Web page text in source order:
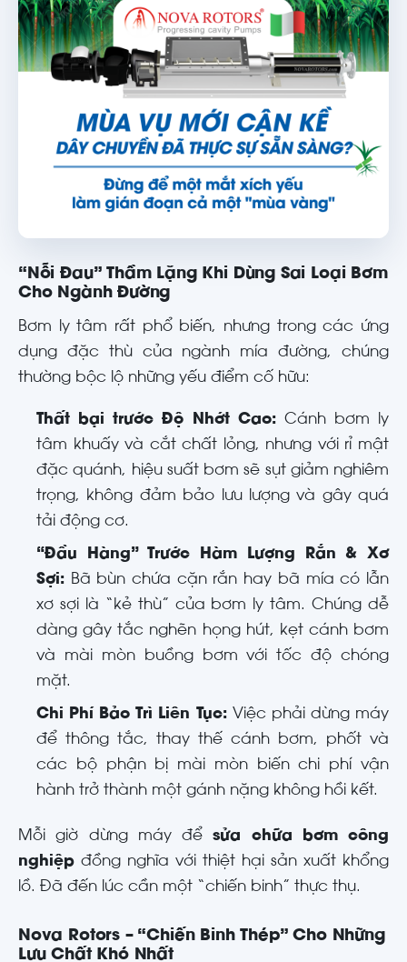
“Nỗi Đau” Thầm Lặng Khi Dùng Sai Loại Bơm
Cho Ngành Đường
Bơm ly tâm rất phổ biến, nhưng trong các ứng
dụng đặc thù của ngành mía đường, chúng
thường bộc lộ những yếu điểm cố hữu:
Thất bại trước Độ Nhớt Cao:Cánh bơm ly
tâm khuấy và cắt chất lỏng, nhưng với rỉ mật
đặc quánh, hiệu suất bơm sẽ sụt giảm nghiêm
trọng, không đảm bảo lưu lượng và gây quá
tải động cơ.
“Đầu Hàng” Trước Hàm Lượng Rắn & Xơ
Sợi: Bã bùn chứa cặn rắn hay bã mía có lẫn
xơ sợi là “kẻ thù” của bơm ly tâm. Chúng dễ
dàng gây tắc nghẽn họng hút, kẹt cánh bơm
và mài mòn buồng bơm với tốc độ chóng
mặt.
Chi Phí Bảo Trì Liên Tục:Việc phải dừng máy
để thông tắc, thay thế cánh bơm, phốt và
các bộ phận bị mài mòn biến chi phí vận
hành trở thành một gánh nặng không hồi kết.
Mỗi giờ dừng máy đểsửa chữa bơm công
nghiệp đồng nghĩa với thiệt hại sản xuất khổng
lồ. Đã đến lúc cần một “chiến binh” thực thụ.
Nova Rotors – “Chiến Binh Thép” Cho Những
Lưu Chất Khó Nhất